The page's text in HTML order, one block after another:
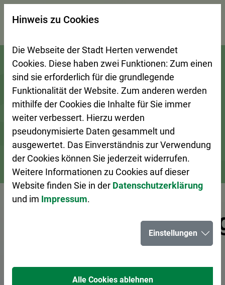
Zur Startseite (Schnelltaste 0)
Zum Seitenanfang springen (Schnelltaste A)
Zur Navigation/Menü springen (Schnelltaste M)
Zur Suche springen (Schnelltaste 8)
Zum Inhalt springen (Schnelltaste I)
Zum Fußbereich springen (Schnelltaste Z)
Bürgerservice Dienstleistungen A–Z
Vorlesen
Falls Sie vermuten, Munitions- oder Kampfmittel
das Ordnungsamt oder, außerhalb der
Suchseite mit Schnellsuche
Hinweis zu Cookies
Die Webseite der Stadt Herten verwendet
Cookies. Diese haben zwei Funktionen: Zum einen
sind sie erforderlich für die grundlegende
Funktionalität der Website. Zum anderen werden
mithilfe der Cookies die Inhalte für Sie immer
weiter verbessert. Hierzu werden
pseudonymisierte Daten gesammelt und
ausgewertet. Das Einverständnis zur Verwendung
der Cookies können Sie jederzeit widerrufen.
Weitere Informationen zu Cookies auf dieser
Website finden Sie in der Datenschutzerklärung
und im Impressum.
Einstellungen
Alle Cookies ablehnen